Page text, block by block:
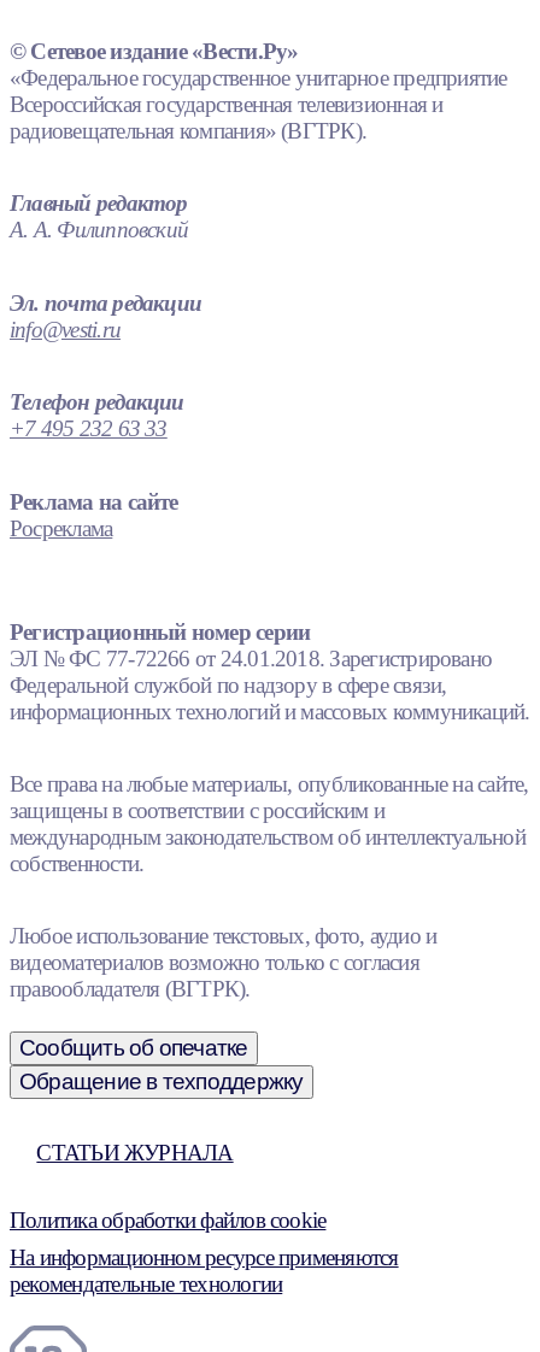
© Сетевое издание «Вести.Ру»
«Федеральное государственное унитарное предприятие
Всероссийская государственная телевизионная и
радиовещательная компания» (ВГТРК).
Главный редактор
А. А. Филипповский
Эл. почта редакции
info@vesti.ru
Телефон редакции
+7 495 232 63 33
Реклама на сайте
Росреклама
Регистрационный номер серии
ЭЛ № ФС 77-72266 от 24.01.2018. Зарегистрировано
Федеральной службой по надзору в сфере связи,
информационных технологий и массовых коммуникаций.
Все права на любые материалы, опубликованные на сайте,
защищены в соответствии с российским и
международным законодательством об интеллектуальной
собственности.
Любое использование текстовых, фото, аудио и
видеоматериалов возможно только с согласия
правообладателя (ВГТРК).
Сообщить об опечатке
Обращение в техподдержку
СТАТЬИ ЖУРНАЛА
Политика обработки файлов cookie
На информационном ресурсе применяются
рекомендательные технологии